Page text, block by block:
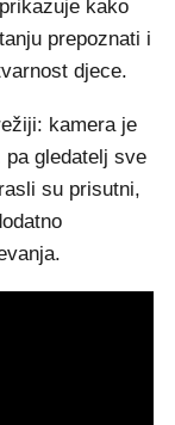
kako
prepoznati i
djece.
kamera je
gledatelj sve
su prisutni,